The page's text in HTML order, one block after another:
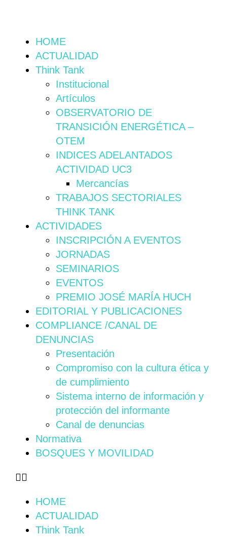
HOME
ACTUALIDAD
Think Tank
Institucional
Artículos
OBSERVATORIO DE
TRANSICIÓN ENERGÉTICA –
OTEM
INDICES ADELANTADOS
ACTIVIDAD UC3
Mercancías
TRABAJOS SECTORIALES
THINK TANK
ACTIVIDADES
INSCRIPCIÓN A EVENTOS
JORNADAS
SEMINARIOS
EVENTOS
PREMIO JOSÉ MARÍA HUCH
EDITORIAL Y PUBLICACIONES
COMPLIANCE /CANAL DE
DENUNCIAS
Presentación
Compromiso con la cultura ética y
de cumplimiento
Sistema interno de información y
protección del informante
Canal de denuncias
Normativa
BOSQUES Y MOVILIDAD
HOME
ACTUALIDAD
Think Tank